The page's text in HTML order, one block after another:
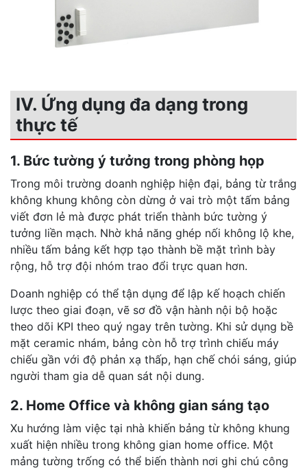
IV. Ứng dụng đa dạng trong
thực tế
1. Bức tường ý tưởng trong phòng họp
Trong môi trường doanh nghiệp hiện đại, bảng từ trắng
không khung không còn dừng ở vai trò một tấm bảng
viết đơn lẻ mà được phát triển thành bức tường ý
tưởng liền mạch. Nhờ khả năng ghép nối không lộ khe,
nhiều tấm bảng kết hợp tạo thành bề mặt trình bày
rộng, hỗ trợ đội nhóm trao đổi trực quan hơn.
Doanh nghiệp có thể tận dụng để lập kế hoạch chiến
lược theo giai đoạn, vẽ sơ đồ vận hành nội bộ hoặc
theo dõi KPI theo quý ngay trên tường. Khi sử dụng bề
mặt ceramic nhám, bảng còn hỗ trợ trình chiếu máy
chiếu gần với độ phản xạ thấp, hạn chế chói sáng, giúp
người tham gia dễ quan sát nội dung.
2. Home Office và không gian sáng tạo
Xu hướng làm việc tại nhà khiến bảng từ không khung
xuất hiện nhiều trong không gian home office. Một
mảng tường trống có thể biến thành nơi ghi chú công